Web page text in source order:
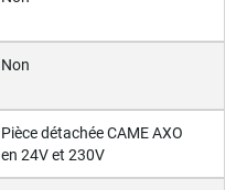
Non
Pièce détachée CAME AXO
en 24V et 230V